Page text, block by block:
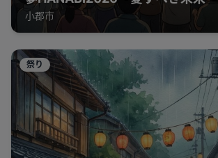
小郡市
祭り